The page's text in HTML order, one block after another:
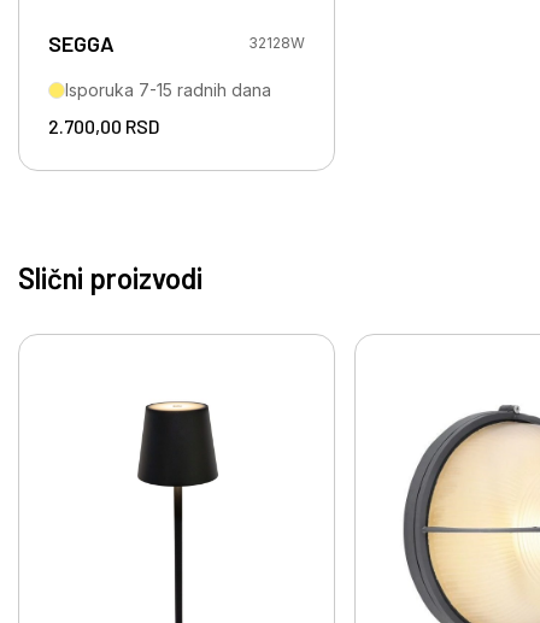
SEGGA 32128W
Isporuka 7-15 radnih dana
2.700,00 RSD
Slični proizvodi